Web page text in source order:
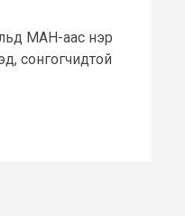
МАН-аас нэр
сонгогчидтой